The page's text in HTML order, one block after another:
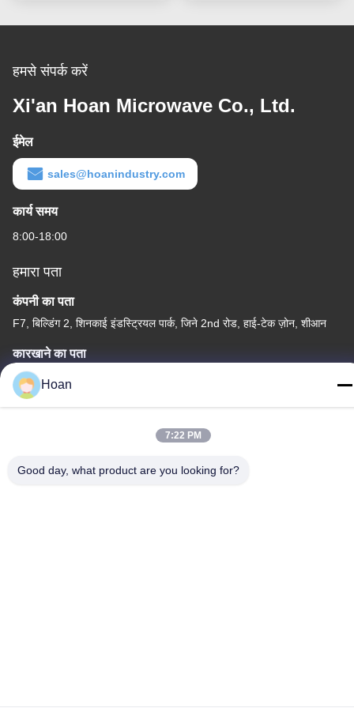
हमसे संपर्क करें
Xi'an Hoan Microwave Co., Ltd.
ईमेल
sales@hoanindustry.com
कार्य समय
8:00-18:00
हमारा पता
कंपनी का पता
F7, बिल्डिंग 2, शिनकाई इंडस्ट्रियल पार्क, जिने 2nd रोड, हाई-टेक ज़ोन, शीआन
कारखाने का पता
F7, बिल्डिंग 2, शिनकाई इंडस्ट्रियल पार्क, जिने 2nd रोड, हाई-टेक ज़ोन, शीआन
टेलीफोन
Hoan
7:22 PM
Good day, what product are you looking for?